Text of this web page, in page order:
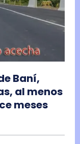
Baní,
al menos
meses